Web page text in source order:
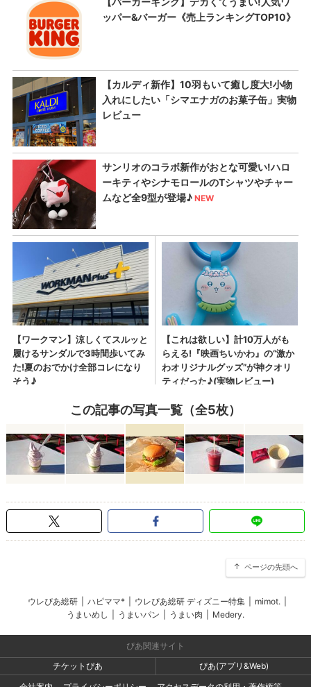
この記事の写真一覧（全5枚）
ページの先頭へ
ウレぴあ総研 ハピママ* ウレぴあ総研 ディズニー特集 mimot.
うまいめし
うまいパン うまい肉 Medery.
ぴあ関連サイト
チケットぴあ
ぴあ(アプリ&Web)